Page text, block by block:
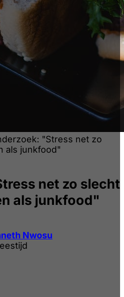
"Stress net zo
als junkfood"
net zo slecht
als junkfood"
Nwosu